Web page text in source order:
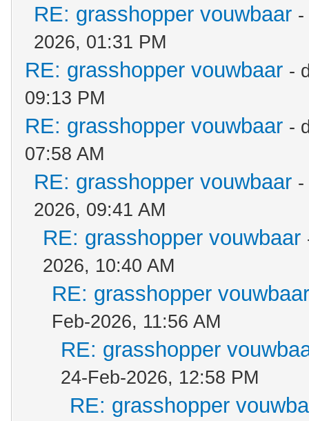
RE: grasshopper vouwbaar
2026, 01:31 PM
RE: grasshopper vouwbaar -
09:13 PM
RE: grasshopper vouwbaar -
07:58 AM
RE: grasshopper vouwbaar
2026, 09:41 AM
RE: grasshopper vouwbaar
2026, 10:40 AM
RE: grasshopper vouwbaar
Feb-2026, 11:56 AM
RE: grasshopper
24-Feb-2026, 12:58 PM
RE: grasshopper